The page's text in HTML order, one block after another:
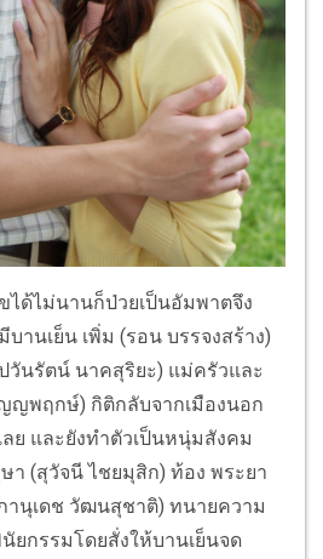
ได้ไม่นานก็ป่วยเป็นอัมพาตจึง
านเย็น เพิ่ม (รอน บรรจงสร้าง)
วันรัตน์ นาคสุริยะ) แม่ครัวและ
ญพฤกษ์) กิติกลับจากเมืองนอก
ลย และยังทำตัวเป็นหนุ่มสังคม
า (สุวัจนี ไชยมุสิก) ท้อง พระยา
านุเดช วัฒนสุชาติ) ทนายความ
ยกรรมโดยสั่งให้บานเย็นจด